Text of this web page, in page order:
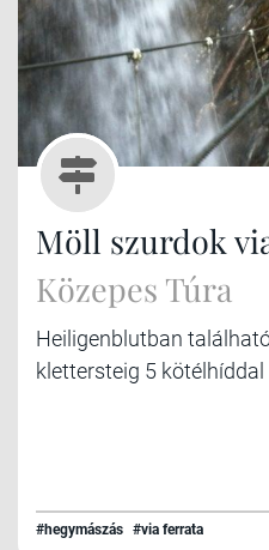
Möll szurdok
Közepes Túra
Heiligenblutban
klettersteig 5 kötélhíddal
#hegymászás #via ferrata